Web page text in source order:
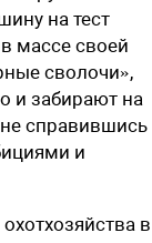
на тест
массе своей
сволочи»,
и забирают на
справившись
и
в